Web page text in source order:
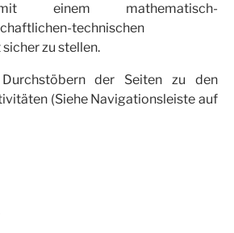
einem mathematisch-
technischen
zu stellen.
der Seiten zu den
(Siehe Navigationsleiste auf